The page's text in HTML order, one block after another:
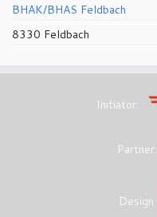
BHAK/BHAS Feldbach
8330 Feldbach
Initiator:
Partner:
Design: